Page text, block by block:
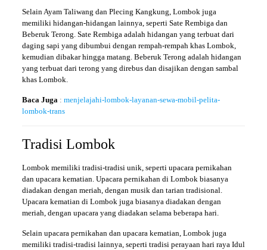
Selain Ayam Taliwang dan Plecing Kangkung, Lombok juga
memiliki hidangan-hidangan lainnya, seperti Sate Rembiga dan
Beberuk Terong. Sate Rembiga adalah hidangan yang terbuat dari
daging sapi yang dibumbui dengan rempah-rempah khas Lombok,
kemudian dibakar hingga matang. Beberuk Terong adalah hidangan
yang terbuat dari terong yang direbus dan disajikan dengan sambal
khas Lombok.
Baca Juga : menjelajahi-lombok-layanan-sewa-mobil-pelita-
lombok-trans
Tradisi Lombok
Lombok memiliki tradisi-tradisi unik, seperti upacara pernikahan
dan upacara kematian. Upacara pernikahan di Lombok biasanya
diadakan dengan meriah, dengan musik dan tarian tradisional.
Upacara kematian di Lombok juga biasanya diadakan dengan
meriah, dengan upacara yang diadakan selama beberapa hari.
Selain upacara pernikahan dan upacara kematian, Lombok juga
memiliki tradisi-tradisi lainnya, seperti tradisi perayaan hari raya Idul